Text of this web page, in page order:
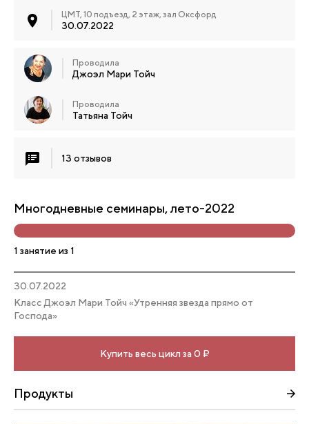
ЦМТ, 10 подъезд, 2 этаж, зал Оксфорд
30.07.2022
Проводила
Джоэл Мари Тойч
Проводила
Татьяна Тойч
13 отзывов
Многодневные семинары, лето-2022
1 занятие из 1
30.07.2022
Класс Джоэл Мари Тойч «Утренняя звезда прямо от
Господа»
Купить весь цикл за 0 ₽
Продукты